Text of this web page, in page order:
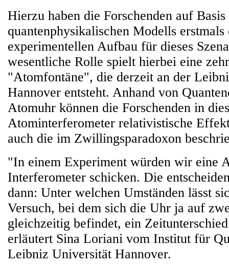
Hierzu haben die Forschenden auf Basis
quantenphysikalischen Modells erstmals
experimentellen Aufbau für dieses
wesentliche Rolle spielt hierbei eine
"Atomfontäne", die derzeit an der
Hannover entsteht. Anhand von
Atomuhr können die Forschenden in
Atominterferometer relativistische
auch die im Zwillingsparadoxon
"In einem Experiment würden wir eine
Interferometer schicken. Die
dann: Unter welchen Umständen lässt
Versuch, bei dem sich die Uhr ja auf
gleichzeitig befindet, ein
erläutert Sina Loriani vom Institut für
Leibniz Universität Hannover.